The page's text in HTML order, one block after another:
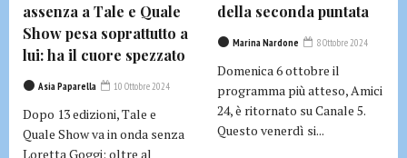
assenza a Tale e Quale
Show pesa soprattutto a
lui: ha il cuore spezzato
Asia Paparella 10 Ottobre 2024
Dopo 13 edizioni, Tale e
Quale Show va in onda senza
Loretta Goggi: oltre al
della seconda puntata
Marina Nardone 8 Ottobre 2024
Domenica 6 ottobre il
programma più atteso, Amici
24, è ritornato su Canale 5.
Questo venerdì si...